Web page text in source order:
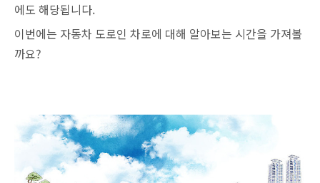
에도 해당됩니다.
이번에는 자동차 도로인 차로에 대해 알아보는 시간을 가져볼
까요?